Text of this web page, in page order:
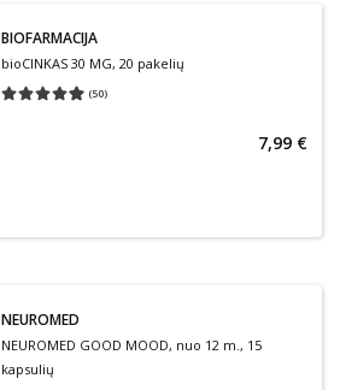
BIOFARMACIJA
bioCINKAS 30 MG, 20 pakelių
(50)
Vidutinis įvertinimas 4.92
7,99 €
NEUROMED
NEUROMED GOOD MOOD, nuo 12 m., 15
kapsulių